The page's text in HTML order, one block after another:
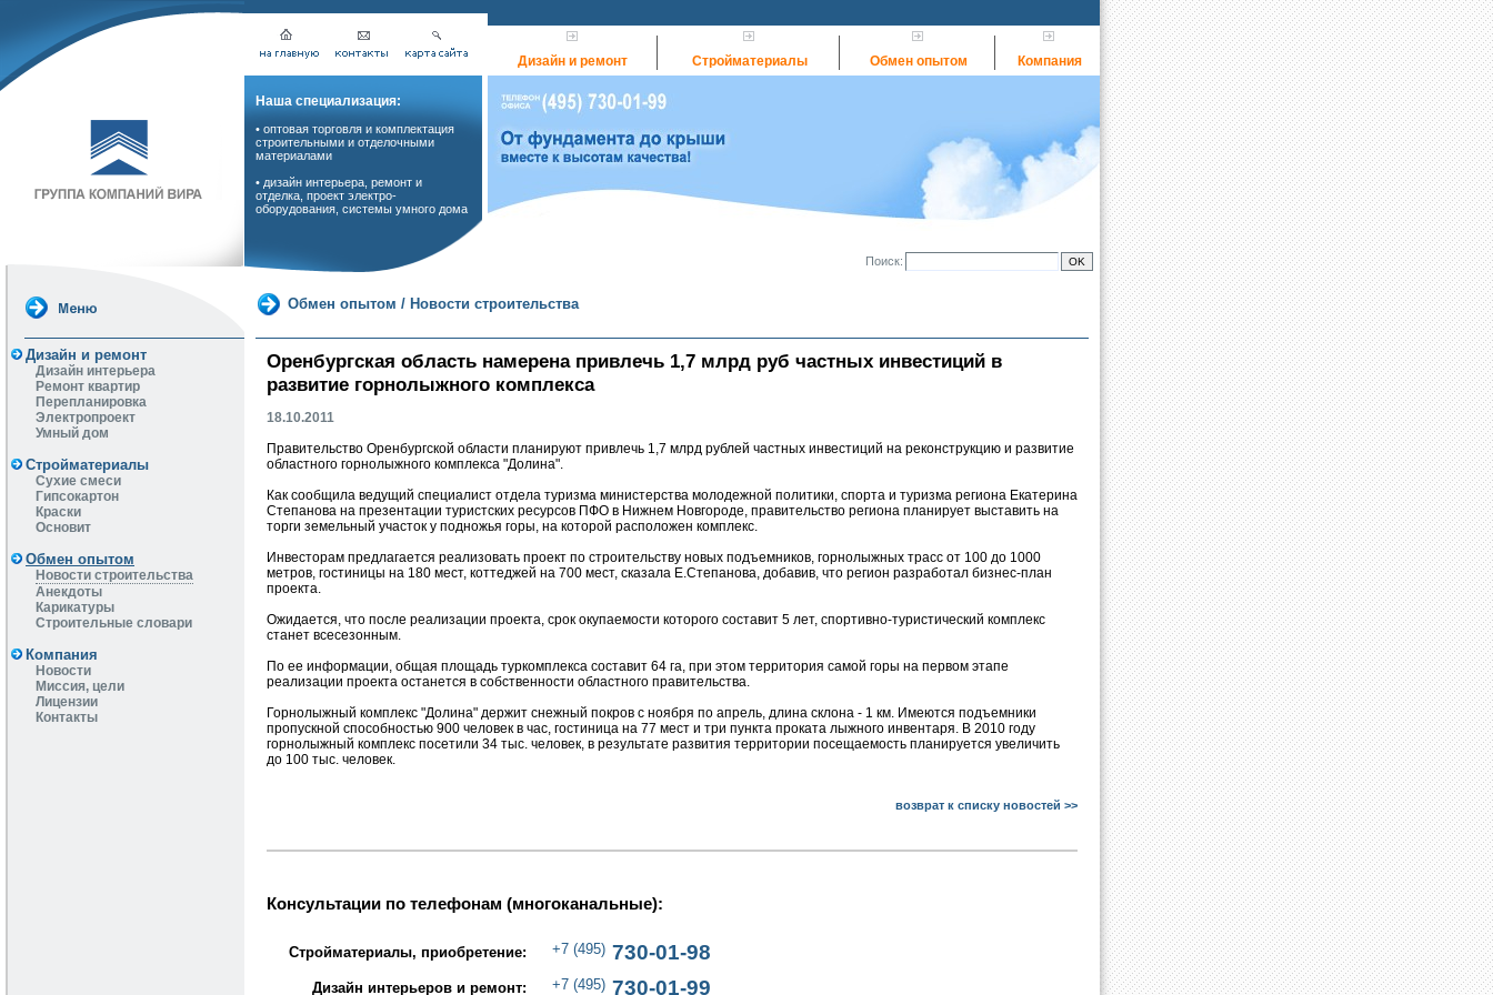
Дизайн и ремонт Стройматериалы Обмен опытом Компания
Наша специализация:
• оптовая торговля и комплектация
строительными и отделочными
материалами
• дизайн интерьера, ремонт и
отделка, проект электро-
оборудования, системы умного дома
Поиск:
Дизайн и ремонт
Дизайн интерьера
Ремонт квартир
Перепланировка
Электропроект
Умный дом
Стройматериалы
Сухие смеси
Гипсокартон
Краски
Основит
Обмен опытом
Новости строительства
Анекдоты
Карикатуры
Строительные словари
Компания
Новости
Миссия, цели
Лицензии
Контакты
Обмен опытом / Новости строительства
Оренбургская область намерена привлечь 1,7 млрд руб частных инвестиций в
развитие горнолыжного комплекса
18.10.2011
Правительство Оренбургской области планируют привлечь 1,7 млрд рублей частных инвестиций на реконструкцию и развитие
областного горнолыжного комплекса "Долина".
Как сообщила ведущий специалист отдела туризма министерства молодежной политики, спорта и туризма региона Екатерина
Степанова на презентации туристских ресурсов ПФО в Нижнем Новгороде, правительство региона планирует выставить на
торги земельный участок у подножья горы, на которой расположен комплекс.
Инвесторам предлагается реализовать проект по строительству новых подъемников, горнолыжных трасс от 100 до 1000
метров, гостиницы на 180 мест, коттеджей на 700 мест, сказала Е.Степанова, добавив, что регион разработал бизнес-план
проекта.
Ожидается, что после реализации проекта, срок окупаемости которого составит 5 лет, спортивно-туристический комплекс
станет всесезонным.
По ее информации, общая площадь туркомплекса составит 64 га, при этом территория самой горы на первом этапе
реализации проекта останется в собственности областного правительства.
Горнолыжный комплекс "Долина" держит снежный покров с ноября по апрель, длина склона - 1 км. Имеются подъемники
пропускной способностью 900 человек в час, гостиница на 77 мест и три пункта проката лыжного инвентаря. В 2010 году
горнолыжный комплекс посетили 34 тыс. человек, в результате развития территории посещаемость планируется увеличить
до 100 тыс. человек.
возврат к списку новостей >>
Консультации по телефонам (многоканальные):
Стройматериалы, приобретение: +7 (495) 730-01-98
Дизайн интерьеров и ремонт: +7 (495) 730-01-99